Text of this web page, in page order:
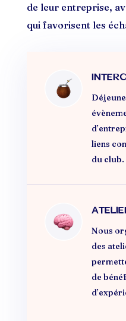
de leur entreprise,
qui favorisent les
liens
du club.
Nous
des
de